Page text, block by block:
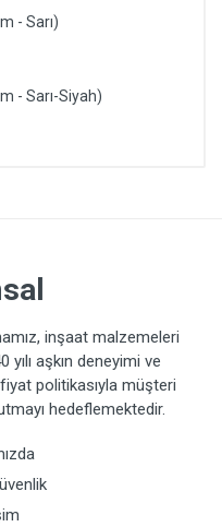
- Sarı)
- Sarı-Siyah)
inşaat malzemeleri
aşkın deneyimi ve
politikasıyla müşteri
hedeflemektedir.